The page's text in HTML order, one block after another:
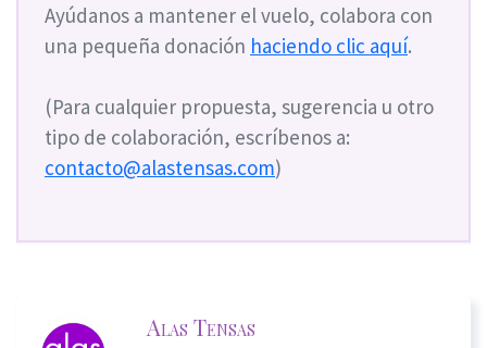
Ayúdanos a mantener el vuelo, colabora con
una pequeña donación haciendo clic aquí.
(Para cualquier propuesta, sugerencia u otro
tipo de colaboración, escríbenos a:
contacto@alastensas.com)
Alas Tensas